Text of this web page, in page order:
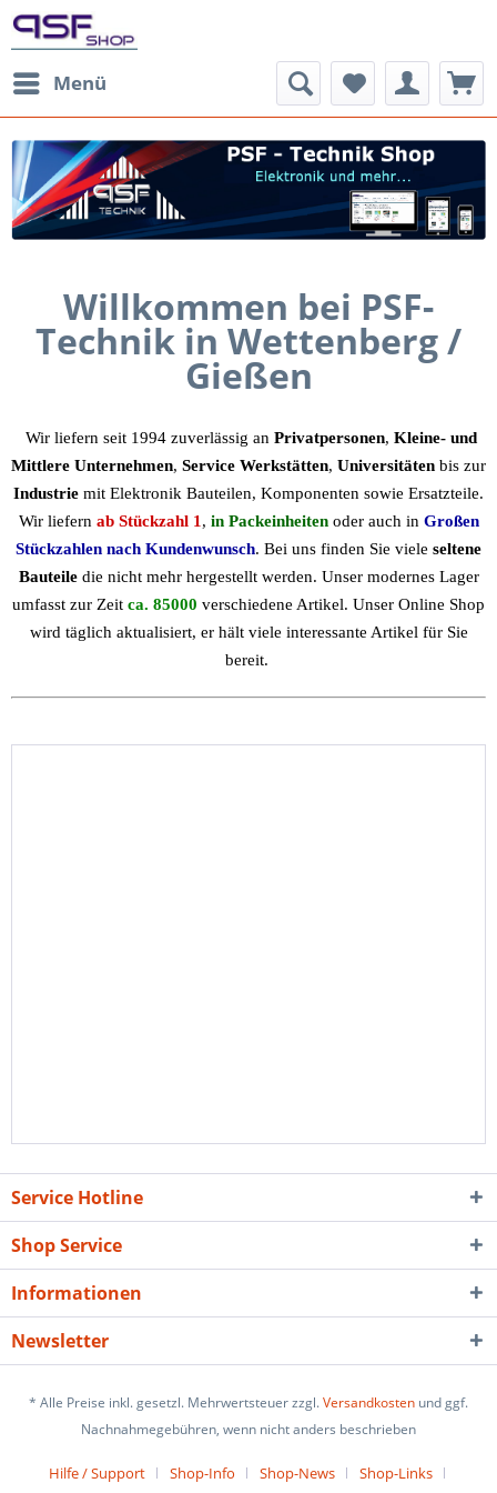
Menü
Willkommen bei PSF-
Technik in Wettenberg /
Gießen
Wir liefern seit 1994 zuverlässig an Privatpersonen, Kleine- und
Mittlere Unternehmen, Service Werkstätten, Universitäten bis zur
Industrie mit Elektronik Bauteilen, Komponenten sowie Ersatzteile.
Wir liefern ab Stückzahl 1 , in Packeinheitenoder auch in Großen
Stückzahlen nach Kundenwunsch. Bei uns finden Sie viele seltene
Bauteiledie nicht mehr hergestellt werden. Unser modernes Lager
umfasst zur Zeit ca. 85000 verschiedene Artikel. Unser Online Shop
wird täglich aktualisiert, er hält viele interessante Artikel für Sie
bereit.
Service Hotline
Shop Service
Informationen
Newsletter
* Alle Preise inkl. gesetzl. Mehrwertsteuer zzgl.Versandkosten und ggf.
Nachnahmegebühren, wenn nicht anders beschrieben
Hilfe / Support Shop-Info Shop-News Shop-Links